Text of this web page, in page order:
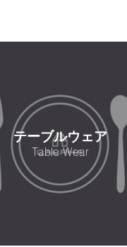
テーブルウェア
Table Wear